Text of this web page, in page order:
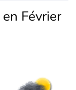
en Février